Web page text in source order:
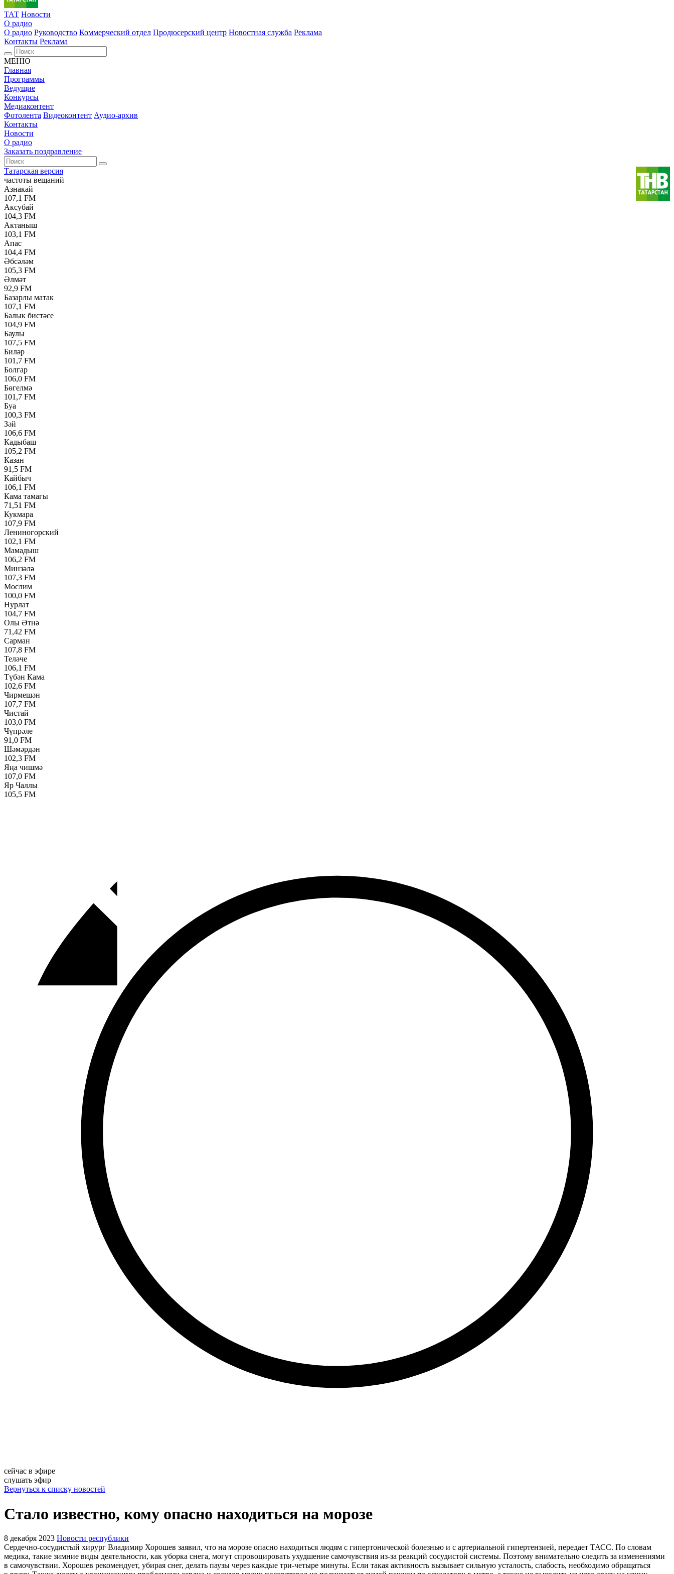
ТАТ Новости
О радио
О радио Руководство Коммерческий отдел Продюсерский центр Новостная служба Реклама
Контакты Реклама
МЕНЮ
Главная
Программы
Ведущие
Конкурсы
Медиаконтент
Фотолента Видеоконтент Аудио-архив
Контакты
Новости
О радио
Заказать поздравление
Татарская версия
частоты вещаний
Азнакай
107,1 FM
Аксубай
104,3 FM
Актаныш
103,1 FM
Апас
104,4 FM
Әбсәләм
105,3 FM
Әлмәт
92,9 FM
Базарлы матак
107,1 FM
Балык бистәсе
104,9 FM
Баулы
107,5 FM
Биләр
101,7 FM
Болгар
106,0 FM
Бөгелмә
101,7 FM
Буа
100,3 FM
Зәй
106,6 FM
Кадыбаш
105,2 FM
Казан
91,5 FM
Кайбыч
106,1 FM
Кама тамагы
71,51 FM
Кукмара
107,9 FM
Лениногорский
102,1 FM
Мамадыш
106,2 FM
Минзәлә
107,3 FM
Мөслим
100,0 FM
Нурлат
104,7 FM
Олы Әтнә
71,42 FM
Сарман
107,8 FM
Теләче
106,1 FM
Түбән Кама
102,6 FM
Чирмешән
107,7 FM
Чистай
103,0 FM
Чүпрәле
91,0 FM
Шәмәрдән
102,3 FM
Яңа чишмә
107,0 FM
Яр Чаллы
105,5 FM
сейчас в эфире
слушать эфир
Вернуться к списку новостей
Стало известно, кому опасно находиться на морозе
8 декабря 2023 Новости республики
Сердечно-сосудистый хирург Владимир Хорошев заявил, что на морозе опасно находиться людям с гипертонической болезнью и с артериальной гипертензией, передает ТАСС. По словам
медика, такие зимние виды деятельности, как уборка снега, могут спровоцировать ухудшение самочувствия из-за реакций сосудистой системы. Поэтому внимательно следить за изменениями
в самочувствии. Хорошев рекомендует, убирая снег, делать паузы через каждые три-четыре минуты. Если такая активность вызывает сильную усталость, слабость, необходимо обращаться